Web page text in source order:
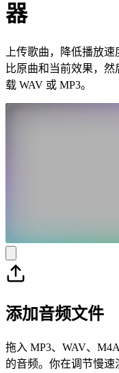
器
上传歌曲，降低播放
比原曲和当前效果，然
载 WAV 或 MP3。
添加音频文件
拖入 MP3、WAV、
的音频。你在调节慢